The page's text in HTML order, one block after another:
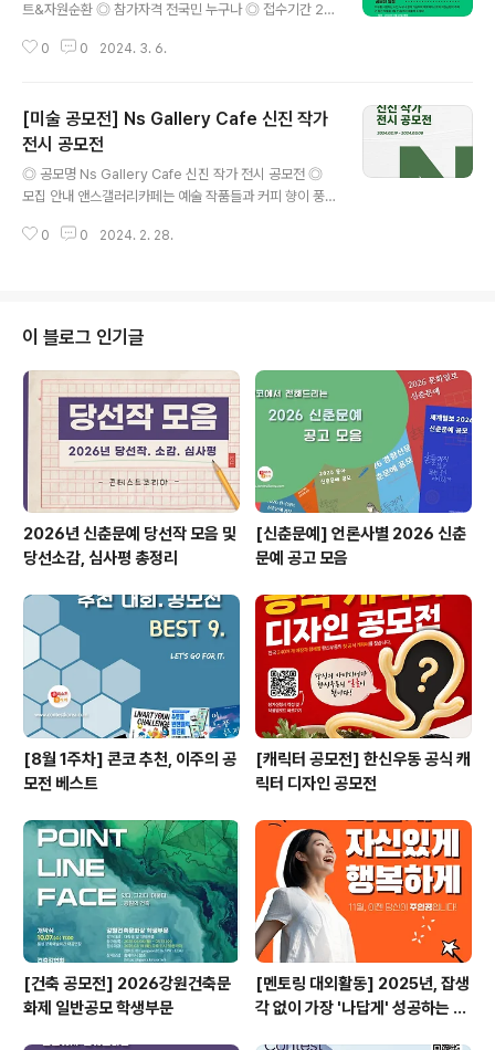
트&자원순환 ◎ 참가자격 전국민 누구나 ◎ 접수기간 20
글짓기) - 표어 : 총 16자 내외, 1인 2점 - 시: A4 1장 이내
셀 이상 - 영상 : 1,920 x 1,080 픽셀 이상, 1인(1팀) 1점 *
일반영상 60초~ 180초 내외 * 숏영상 10초~ 60초 내 세
로 형태 * 단, 팀(단체) 수상 시 상장은 단체명으로 발급 4.
창의 - 업사이클링 작품에 한함 - 규격 없음 ◎ 공통 접수
0 0 2024. 3. 6.
[미술 공모전] Ns Gallery Cafe 신진 작가
전시 공모전
◎ 공모명 Ns Gallery Cafe 신진 작가 전시 공모전 ◎
모집 안내 앤스갤러리카페는 예술 작품들과 커피 향이 풍
스갤러리카페는 2022년 12월 오픈한 이래로 많은 작가분
지원하고자 합니다. 많은 분들의 참여 부탁드립니다. 감사
합니다. ◎ 모집 분야/대상 회화, 사진, 일러스트 등 벽에 부
착 가능한 분야(와이어 설치)로 개인전이 가능한 작가님 ◎
모집 일정 - 모집 : 2/19 ~ 3/8 - 심사 : 3/11 ~ 3/14 - 선
정 : 3/15 전시 시작 예정 : (1회)4/1 ~..
0 0 2024. 2. 28.
이 블로그 인기글
2026년 신춘문예 당선작 모음 및
당선소감, 심사평 총정리
[신춘문예] 언론사별 2026 신춘
문예 공고 모음
[8월 1주차] 콘코 추천, 이주의 공
모전 베스트
[캐릭터 공모전] 한신우동 공식 캐
릭터 디자인 공모전
[건축 공모전] 2026강원건축문
화제 일반공모 학생부문
[멘토링 대외활동] 2025년, 잡생
각 없이 가장 '나답게' 성공하는 법